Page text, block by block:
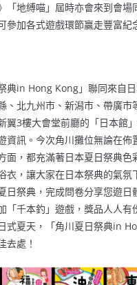
「地縛喵」屆時亦會來到會場
參加各式遊戲環節贏走豐富紀
典in Hong Kong」聯同來自
、北九州市、新潟市、帶廣市
翼3樓大會堂前廳的「日本館
資訊。今次角川攤位無論在佈
面，都充滿著日本夏日祭典色
衣，讓大家在日本祭典的氣氛
日祭典，完成問卷分享您遊日
「千本釣」遊戲，獎品人人有
式夏天，「角川夏日祭典in
去處！